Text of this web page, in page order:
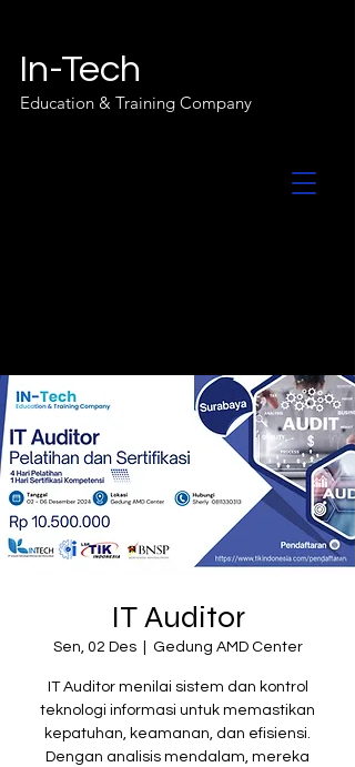
In-Tech
Education & Training Company
IT Auditor
Sen, 02 Des
  |
Gedung AMD Center
IT Auditor menilai sistem dan kontrol
teknologi informasi untuk memastikan
kepatuhan, keamanan, dan efisiensi.
Dengan analisis mendalam, mereka